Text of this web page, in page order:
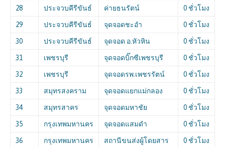
28 ประจวบคีรีขันธ์ ค่ายธนรัตน์ 0 ชั่วโมง
29 ประจวบคีรีขันธ์ จุดจอดชะอำ 0 ชั่วโมง
30 ประจวบคีรีขันธ์ จุดจอด อ.หัวหิน 0 ชั่วโมง
31 เพชรบุรี จุดจอดบิ๊กซีเพชรบุรี 0 ชั่วโมง
32 เพชรบุรี จุดจอดรพ.เพชรรัตน์ 0 ชั่วโมง
33 สมุทรสงคราม จุดจอดแยกแม่กลอง 0 ชั่วโมง
34 สมุทรสาคร จุดจอดมหาชัย 0 ชั่วโมง
35 กรุงเทพมหานคร จุดจอดแสมดำ 0 ชั่วโมง
36 กรุงเทพมหานคร
สถานีขนส่งผู้โดยสาร
0 ชั่วโมง